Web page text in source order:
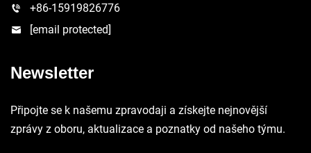
+86-15919826776
[email protected]
Newsletter
Připojte se k našemu zpravodaji a získejte nejnovější
zprávy z oboru, aktualizace a poznatky od našeho týmu.